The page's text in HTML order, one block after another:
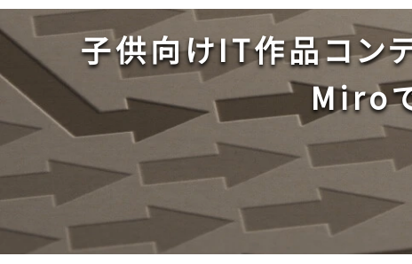
子供向けIT作品コン
Miro